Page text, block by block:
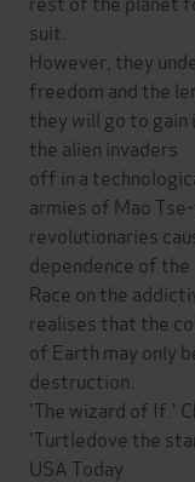
suit.
However, they
freedom and the
they will go to gain
the alien invaders
off in a
armies of Mao
revolutionaries
dependence of the
Race on the
realises that the
of Earth may only
destruction.
'The wizard of If.'
'Turtledove the
USA Today